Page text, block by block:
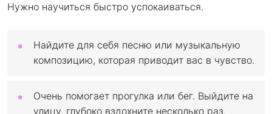
Нужно научиться быстро успокаиваться.
Найдите для себя песню или музыкальную
композицию, которая приводит вас в чувство.
Очень помогает прогулка или бег. Выйдите на
улицу, глубоко вздохните несколько раз,